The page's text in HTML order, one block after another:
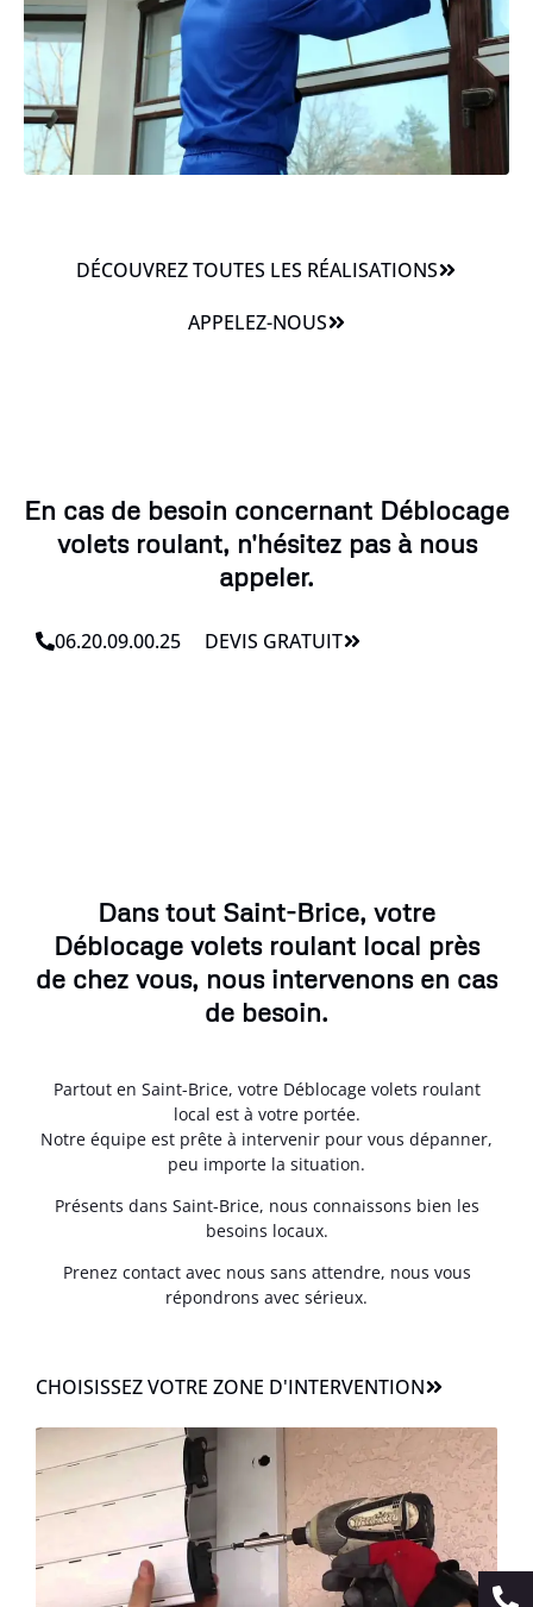
DÉCOUVREZ TOUTES LES RÉALISATIONS
APPELEZ-NOUS
En cas de besoin concernant Déblocage
volets roulant, n'hésitez pas à nous
appeler.
06.20.09.00.25 DEVIS GRATUIT
Dans tout Saint-Brice, votre
Déblocage volets roulant local près
de chez vous, nous intervenons en cas
de besoin.
Partout en Saint-Brice, votre Déblocage volets roulant
local est à votre portée.
Notre équipe est prête à intervenir pour vous dépanner,
peu importe la situation.
Présents dans Saint-Brice, nous connaissons bien les
besoins locaux.
Prenez contact avec nous sans attendre, nous vous
répondrons avec sérieux.
CHOISISSEZ VOTRE ZONE D'INTERVENTION